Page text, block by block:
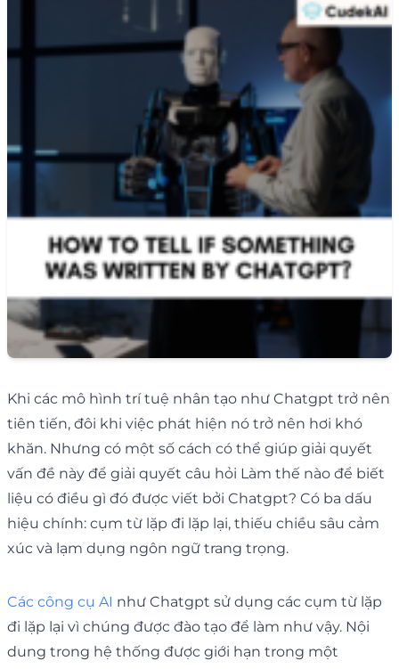
Khi các mô hình trí tuệ nhân tạo như Chatgpt trở nên
tiên tiến, đôi khi việc phát hiện nó trở nên hơi khó
khăn. Nhưng có một số cách có thể giúp giải quyết
vấn đề này để giải quyết câu hỏi Làm thế nào để biết
liệu có điều gì đó được viết bởi Chatgpt? Có ba dấu
hiệu chính: cụm từ lặp đi lặp lại, thiếu chiều sâu cảm
xúc và lạm dụng ngôn ngữ trang trọng.
Các công cụ AI như Chatgpt sử dụng các cụm từ lặp
đi lặp lại vì chúng được đào tạo để làm như vậy. Nội
dung trong hệ thống được giới hạn trong một